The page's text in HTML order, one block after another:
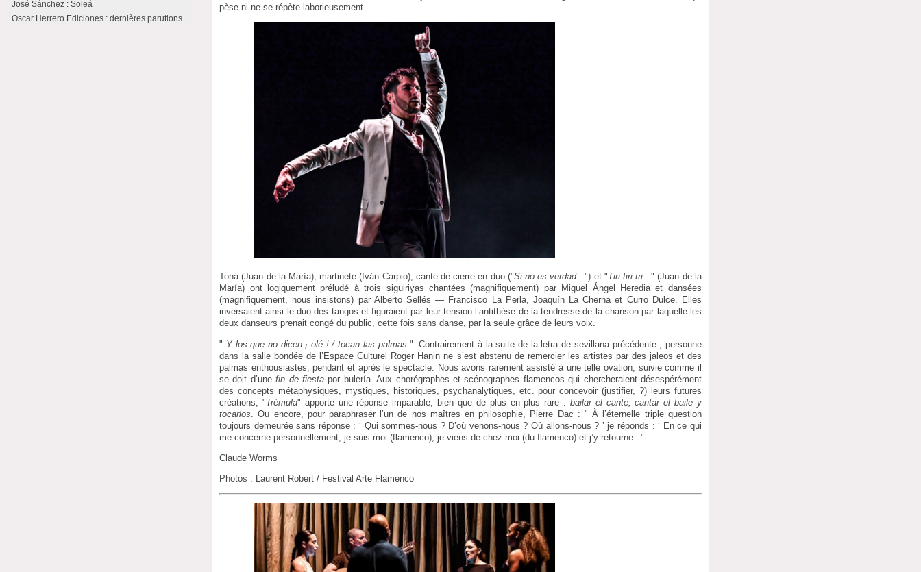
pèse ni ne se répète laborieusement.
Toná (Juan de la María), martinete (Iván Carpio), cante de cierre en duo ("Si no es verdad...") et "Tiri tiri tri..." (Juan de la
María) ont logiquement préludé à trois siguiriyas chantées (magnifiquement) par Miguel Ángel Heredia et dansées
(magnifiquement, nous insistons) par Alberto Sellés — Francisco La Perla, Joaquín La Cherna et Curro Dulce. Elles
inversaient ainsi le duo des tangos et figuraient par leur tension l’antithèse de la tendresse de la chanson par laquelle les
deux danseurs prenait congé du public, cette fois sans danse, par la seule grâce de leurs voix.
" Y los que no dicen ¡ olé ! / tocan las palmas. ". Contrairement à la suite de la letra de sevillana précédente , personne
dans la salle bondée de l’Espace Culturel Roger Hanin ne s’est abstenu de remercier les artistes par des jaleos et des
palmas enthousiastes, pendant et après le spectacle. Nous avons rarement assisté à une telle ovation, suivie comme il
se doit d’unefin de fiesta por bulería. Aux chorégraphes et scénographes flamencos qui chercheraient désespérément
des concepts métaphysiques, mystiques, historiques, psychanalytiques, etc. pour concevoir (justifier, ?) leurs futures
créations, "Trémula" apporte une réponse imparable, bien que de plus en plus rare : bailar el cante, cantar el baile y
tocarlos . Ou encore, pour paraphraser l’un de nos maîtres en philosophie, Pierre Dac : " À l’éternelle triple question
toujours demeurée sans réponse : ‘ Qui sommes-nous ? D’où venons-nous ? Où allons-nous ? ’ je réponds : ‘ En ce qui
me concerne personnellement, je suis moi (flamenco), je viens de chez moi (du flamenco) et j’y retourne ’."
Claude Worms
Photos : Laurent Robert / Festival Arte Flamenco
José Sánchez : Soleá
Oscar Herrero Ediciones : dernières parutions.